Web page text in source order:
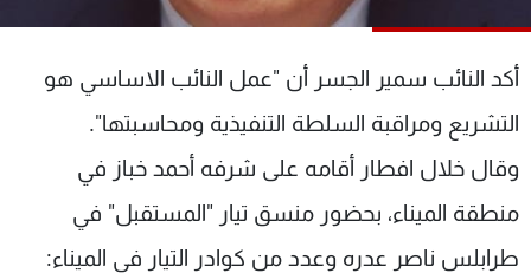
أكد النائب سمير الجسر أن "عمل النائب الاساسي هو
التشريع ومراقبة السلطة التنفيذية ومحاسبتها".
وقال خلال افطار أقامه على شرفه أحمد خباز في
منطقة الميناء، بحضور منسق تيار "المستقبل" في
طرابلس ناصر عدره وعدد من كوادر التيار في الميناء:
جدول البرامج
شاهد البرامج
عن MTV
الإنـتـاج
وظائف
تواصل معنا
شروط الإسـتخدام
سياسة الخصوصية